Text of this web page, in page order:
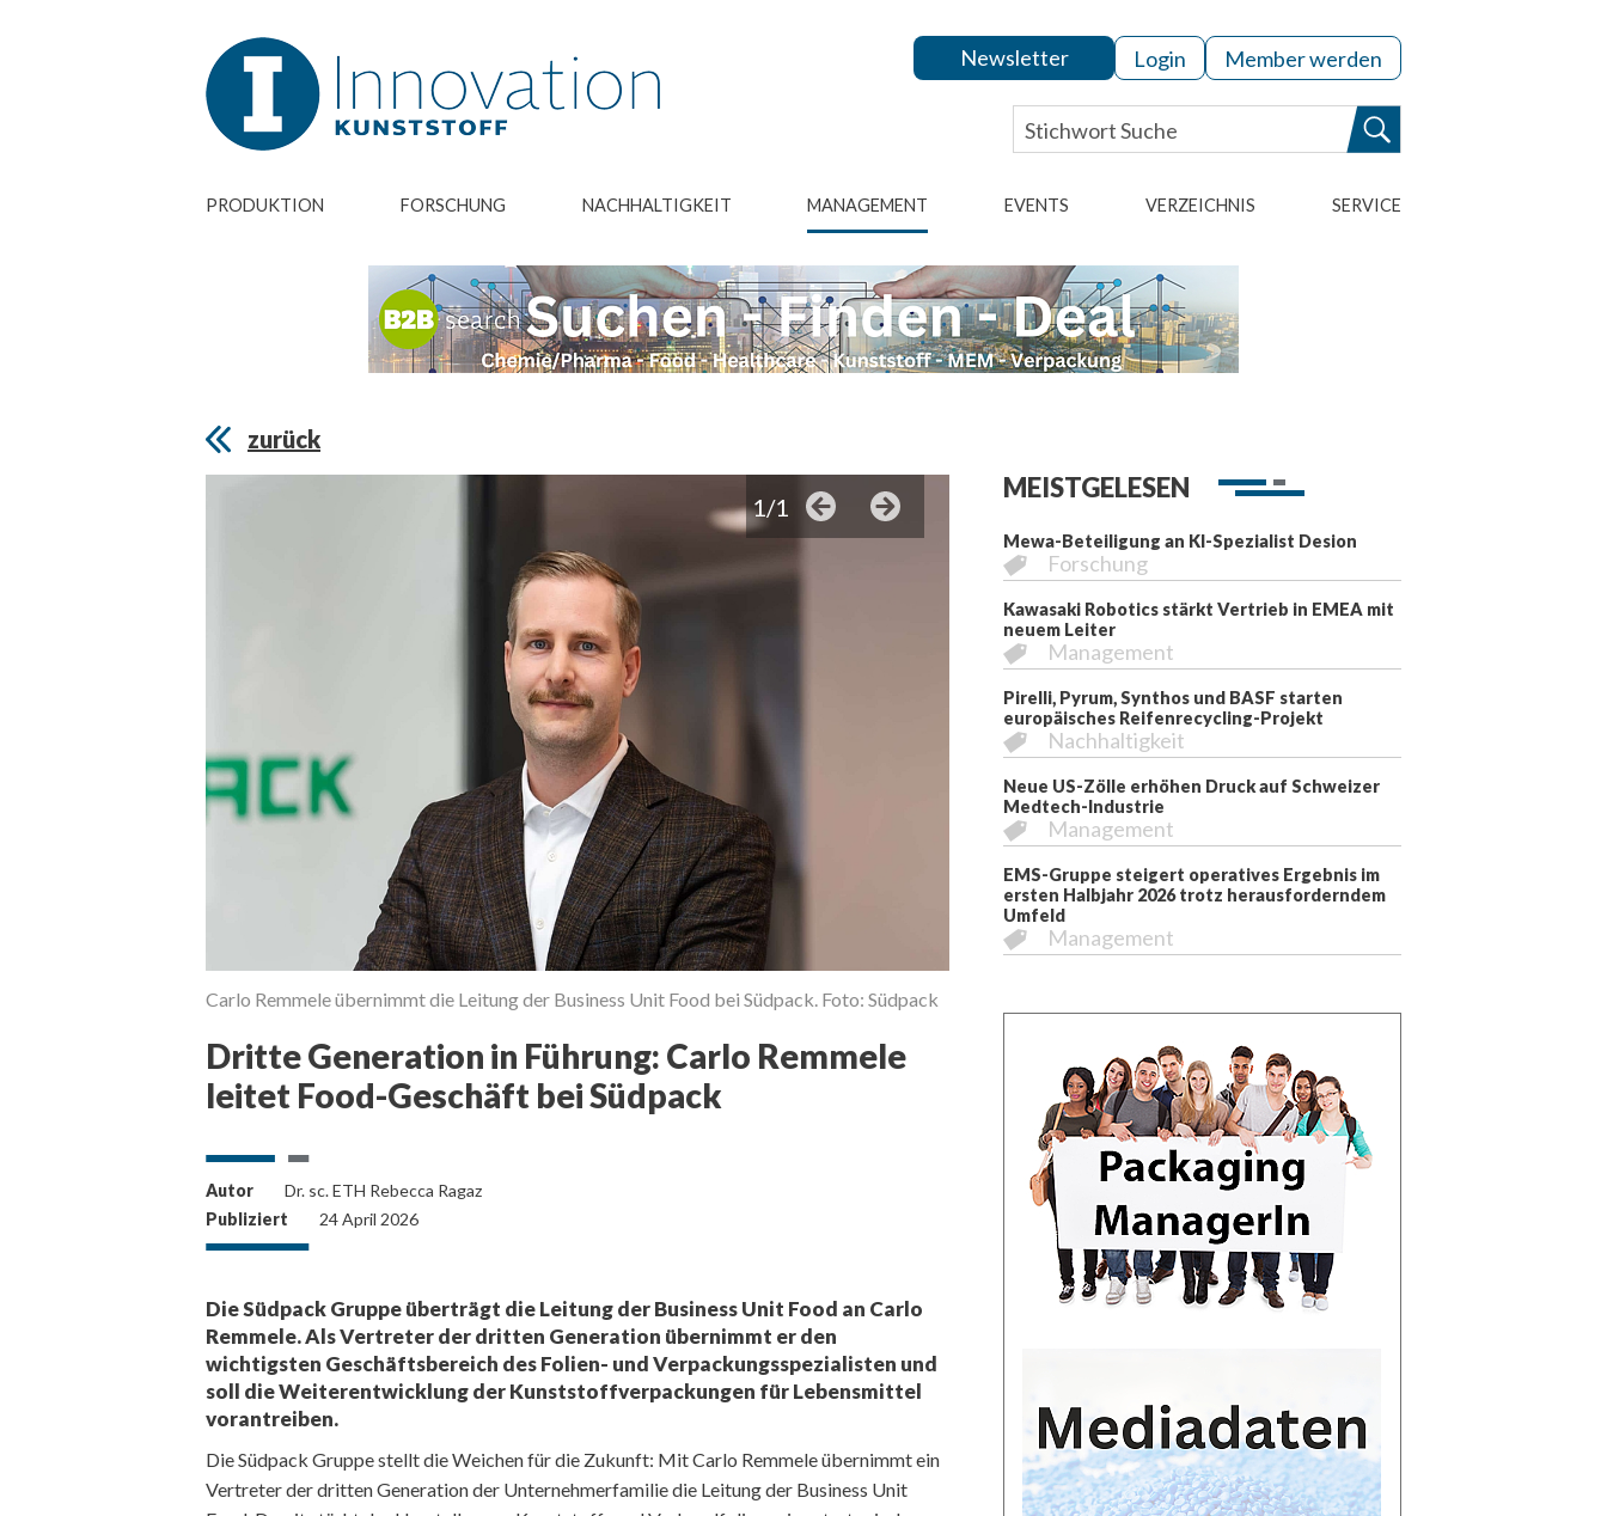
Newsletter Login Member werden
PRODUKTION FORSCHUNG NACHHALTIGKEIT MANAGEMENT EVENTS VERZEICHNIS SERVICE
zurück
Carlo Remmele übernimmt die Leitung der Business Unit Food bei Südpack. Foto: Südpack
1/1
Dritte Generation in Führung: Carlo Remmele
leitet Food-Geschäft bei Südpack
Autor
Dr. sc. ETH Rebecca Ragaz
Publiziert
24 April 2026
Die Südpack Gruppe überträgt die Leitung der Business Unit Food an Carlo
Remmele. Als Vertreter der dritten Generation übernimmt er den
wichtigsten Geschäftsbereich des Folien- und Verpackungsspezialisten und
soll die Weiterentwicklung der Kunststoffverpackungen für Lebensmittel
vorantreiben.
Die Südpack Gruppe stellt die Weichen für die Zukunft: Mit Carlo Remmele übernimmt ein
Vertreter der dritten Generation der Unternehmerfamilie die Leitung der Business Unit
MEISTGELESEN
Mewa-Beteiligung an KI-Spezialist Desion
Forschung
Kawasaki Robotics stärkt Vertrieb in EMEA mit
neuem Leiter
Management
Pirelli, Pyrum, Synthos und BASF starten
europäisches Reifenrecycling-Projekt
Nachhaltigkeit
Neue US-Zölle erhöhen Druck auf Schweizer
Medtech-Industrie
Management
EMS-Gruppe steigert operatives Ergebnis im
ersten Halbjahr 2026 trotz herausforderndem
Umfeld
Management